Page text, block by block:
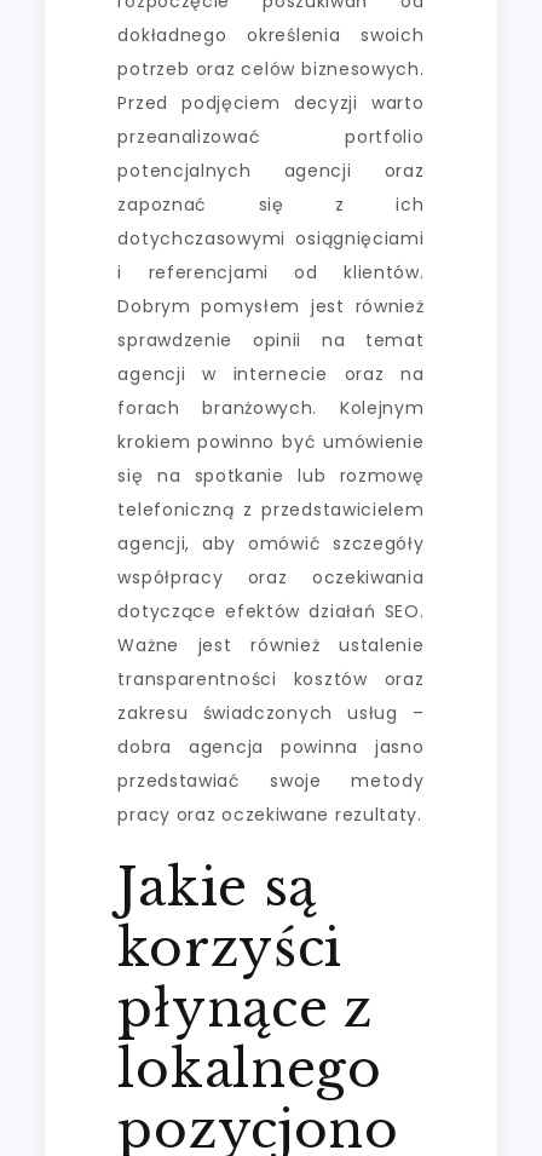
dokładnego określenia swoich
potrzeb oraz celów biznesowych.
Przed podjęciem decyzji warto
przeanalizować portfolio
potencjalnych agencji oraz
zapoznać się z ich
dotychczasowymi osiągnięciami
i referencjami od klientów.
Dobrym pomysłem jest również
sprawdzenie opinii na temat
agencji w internecie oraz na
forach branżowych. Kolejnym
krokiem powinno być umówienie
się na spotkanie lub rozmowę
telefoniczną z przedstawicielem
agencji, aby omówić szczegóły
współpracy oraz oczekiwania
dotyczące efektów działań SEO.
Ważne jest również ustalenie
transparentności kosztów oraz
zakresu świadczonych usług –
dobra agencja powinna jasno
przedstawiać swoje metody
pracy oraz oczekiwane rezultaty.
Jakie są
korzyści
płynące z
lokalnego
pozycjono